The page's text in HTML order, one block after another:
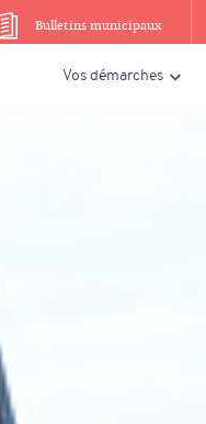
Bulletins municipaux
Vos démarches